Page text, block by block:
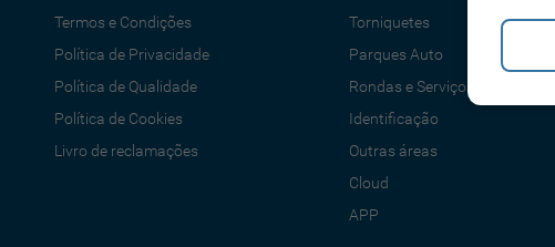
Termos e Condições
Política de Privacidade
Política de Qualidade
Política de Cookies
Livro de reclamações
Torniquetes
Parques Auto
Rondas e Serviços
Identificação
Outras áreas
Cloud
APP